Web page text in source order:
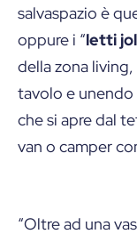
salvaspazio è
oppure i “letti
della zona
tavolo e
che si apre dal
van o camper
“Oltre ad una